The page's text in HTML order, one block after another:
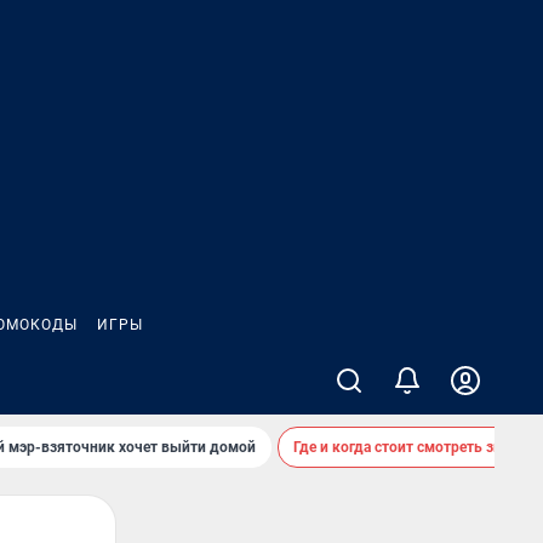
ИГРЫ
мэр-взяточник хочет выйти домой Где и когда стоит смотреть